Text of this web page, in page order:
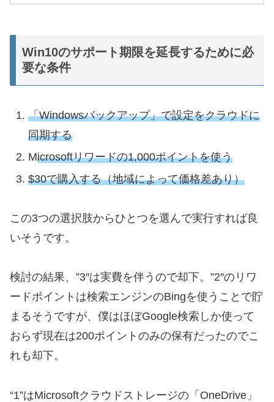
Win10のサポート期限を延長するために必
要な条件
「Windowsバックアップ」で設定をクラウドに
同期する
Microsoftリワードの1,000ポイントを使う
$30で購入する（地域によって価格差あり）
この3つの選択肢からひとつを選んで実行すれば良
いそうです。
検討の結果、”3″は実費を伴うので却下。”2″のリワ
ードポイントは検索エンジンのBingを使うことで貯
まるそうですが、僕はほぼGoogle検索しか使って
おらず現在は200ポイントのみの保有だったのでこ
れも却下。
“1”はMicrosoftクラウドストレージの「OneDrive」